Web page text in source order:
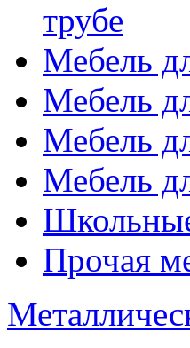
трубе
Мебель
Мебель
Мебель
Мебель
Прочая